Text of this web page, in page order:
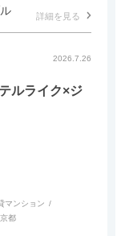
詳細を見る
2026.7.26
ルライク×ジ
マンション
都